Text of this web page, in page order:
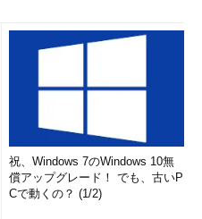
といって、仕様書軽視主義
のは、よほど特殊な場合、例
きる場合などだけです。普通
な課題や要素が含まれていま
にいきなりコーディングして
ように）、確実に生産性を低
祝、Windows 7のWindows 10無
償アップグレード！ でも、古いP
Cで動くの？ (1/2)